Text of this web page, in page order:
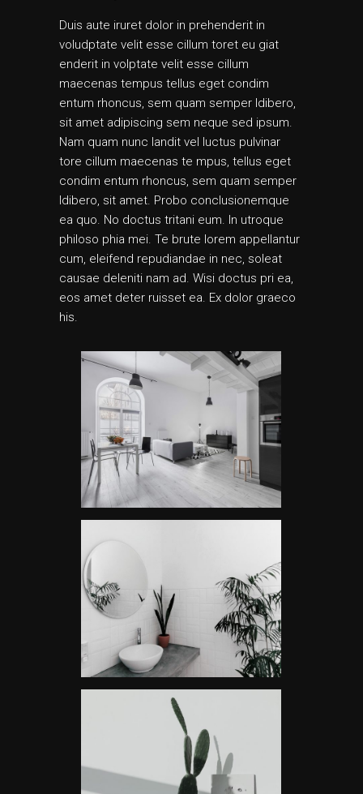
Duis aute iruret dolor in prehenderit in
voludptate velit esse cillum toret eu giat
enderit in volptate velit esse cillum
maecenas tempus tellus eget condim
entum rhoncus, sem quam semper ldibero,
sit amet adipiscing sem neque sed ipsum.
Nam quam nunc landit vel luctus pulvinar
tore cillum maecenas te mpus, tellus eget
condim entum rhoncus, sem quam semper
ldibero, sit amet. Probo conclusionemque
ea quo. No doctus tritani eum. In utroque
philoso phia mei. Te brute lorem appellantur
cum, eleifend repudiandae in nec, soleat
causae deleniti nam ad. Wisi doctus pri ea,
eos amet deter ruisset ea. Ex dolor graeco
his.